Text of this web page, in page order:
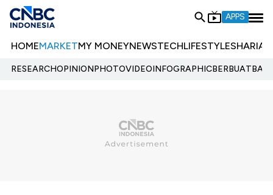
APPS
HOMEMARKETMY MONEYNEWSTECHLIFESTYLESHARIA
RESEARCHOPINIONPHOTOVIDEOINFOGRAPHIC